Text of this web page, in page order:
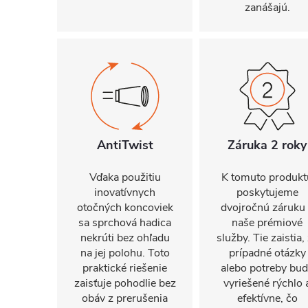
zanášajú.
AntiTwist
Vďaka použitiu
inovatívnych
otočných koncoviek
sa sprchová hadica
nekrúti bez ohľadu
na jej polohu. Toto
praktické riešenie
zaisťuje pohodlie bez
obáv z prerušenia
Záruka 2 roky
K tomuto
poskytujeme
dvojročnú záruku
naše prémiové
služby. Tie zaistia,
prípadné otázky
alebo potreby
vyriešené rýchlo
efektívne, čo